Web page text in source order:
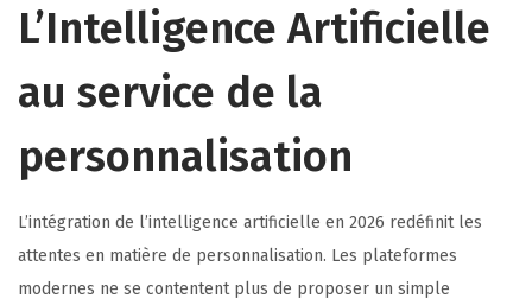
L’Intelligence Artificielle
au service de la
personnalisation
L’intégration de l’intelligence artificielle en 2026 redéfinit les
attentes en matière de personnalisation. Les plateformes
modernes ne se contentent plus de proposer un simple